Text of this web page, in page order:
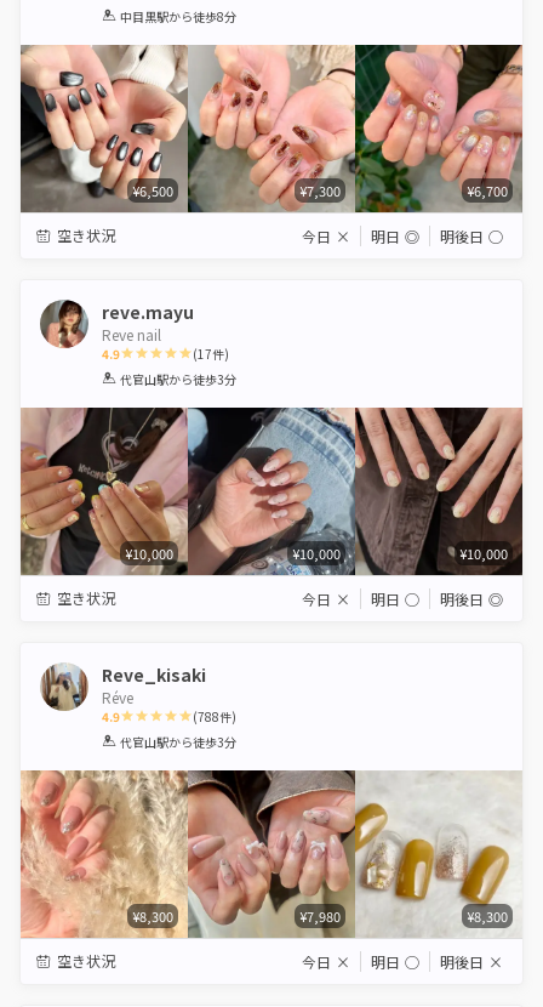
1 2 3 4 5
中目黒駅から徒歩8分
¥6,500 ¥7,300 ¥6,700
空き状況 今日 × 明日 ◎ 明後日 ◯
reve.mayu
Reve nail
4.9
1 2 3 4 5
(17件)
代官山駅から徒歩3分
¥10,000 ¥10,000 ¥10,000
空き状況 今日 × 明日 ◯ 明後日 ◎
Reve_kisaki
Réve
4.9
1 2 3 4 5
(788件)
代官山駅から徒歩3分
¥8,300 ¥7,980 ¥8,300
空き状況 今日 × 明日 ◯ 明後日 ×